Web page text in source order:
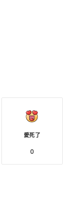
愛死了
0